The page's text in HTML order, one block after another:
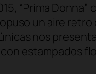
“Prima Donna”
un aire retro
nos
estampados